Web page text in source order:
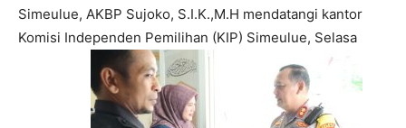
Simeulue, AKBP Sujoko, S.I.K.,M.H mendatangi kantor
Komisi Independen Pemilihan (KIP) Simeulue, Selasa